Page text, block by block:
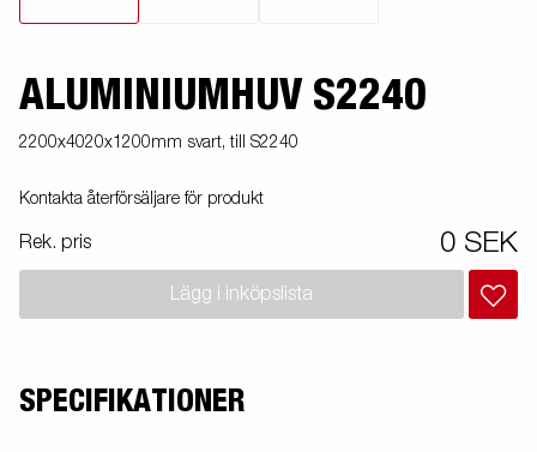
ALUMINIUMHUV S2240
2200x4020x1200mm svart, till S2240
Kontakta återförsäljare för produkt
Rek. pris 0 SEK
Lägg i inköpslista
SPECIFIKATIONER